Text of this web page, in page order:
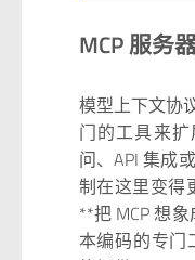
MCP 服务
模型上下文协
门的工具来
问、API 集成
制在这里变得
**把 MCP 想
本编码的专门